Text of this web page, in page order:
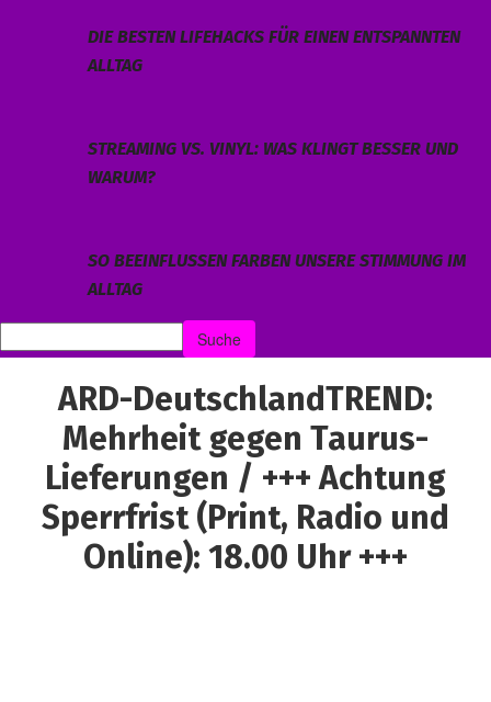
DIE BESTEN LIFEHACKS FÜR EINEN ENTSPANNTEN
ALLTAG
STREAMING VS. VINYL: WAS KLINGT BESSER UND
WARUM?
SO BEEINFLUSSEN FARBEN UNSERE STIMMUNG IM
ALLTAG
ARD-DeutschlandTREND:
Mehrheit gegen Taurus-
Lieferungen / +++ Achtung
Sperrfrist (Print, Radio und
Online): 18.00 Uhr +++